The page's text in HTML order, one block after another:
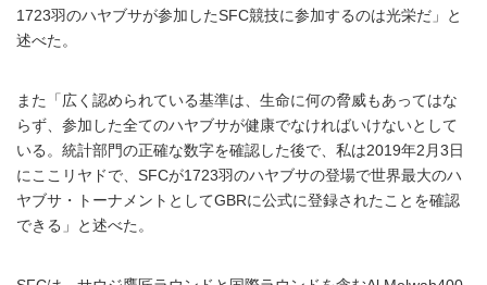
1723羽のハヤブサが参加したSFC競技に参加するのは光栄だ」と
述べた。
また「広く認められている基準は、生命に何の脅威もあってはな
らず、参加した全てのハヤブサが健康でなければいけないとして
いる。統計部門の正確な数字を確認した後で、私は2019年2月3日
にここリヤドで、SFCが1723羽のハヤブサの登場で世界最大のハ
ヤブサ・トーナメントとしてGBRに公式に登録されたことを確認
できる」と述べた。